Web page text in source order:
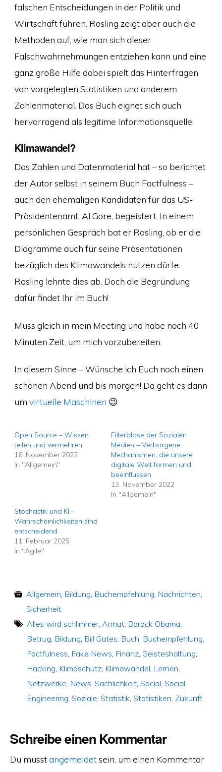
falschen Entscheidungen in der Politik und
Wirtschaft führen. Rosling zeigt aber auch die
Methoden auf, wie man sich dieser
Falschwahrnehmungen entziehen kann und eine
ganz große Hilfe dabei spielt das Hinterfragen
von vorgelegten Statistiken und anderem
Zahlenmaterial. Das Buch eignet sich auch
hervorragend als legitime Informationsquelle.
Klimawandel?
Das Zahlen und Datenmaterial hat – so berichtet
der Autor selbst in seinem Buch Factfulness –
auch den ehemaligen Kandidaten für das US-
Präsidentenamt, Al Gore, begeistert. In einem
persönlichen Gespräch bat er Rosling, ob er die
Diagramme auch für seine Präsentationen
bezüglich des Klimawandels nutzen dürfe.
Rosling lehnte dies ab. Doch die Begründung
dafür findet Ihr im Buch!
Muss gleich in mein Meeting und habe noch 40
Minuten Zeit, um mich vorzubereiten.
In diesem Sinne – Wünsche ich Euch noch einen
schönen Abend und bis morgen! Da geht es dann
um virtuelle Maschinen 😉
Open Source – Wissen
teilen und vermehren
16. November 2022
In "Allgemein"
Filterblase der Sozialen
Medien – Verborgene
Mechanismen, die unsere
digitale Welt formen und
beeinflussen
13. November 2022
In "Allgemein"
Stochastik und KI –
Wahrscheinlichkeiten sind
entscheidend
11. Februar 2025
In "Agile"
Allgemein, Bildung, Buchempfehlung, Nachrichten,
Sicherheit
Alles wird schlimmer, Armut, Barack Obama,
Betrug, Bildung, Bill Gates, Buch, Buchempfehlung,
Factfulness, Fake News, Finanz, Geisteshaltung,
Hacking, Klimaschutz, Klimawandel, Lernen,
Netzwerke, News, Sachlichkeit, Social, Social
Engineering, Soziale, Statistik, Statistiken, Zukunft
Schreibe einen Kommentar
Du musstangemeldetsein, um einen Kommentar